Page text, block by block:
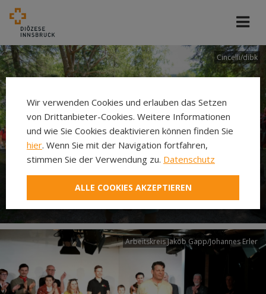
Cincelli/dibk
Neuer Pilgerweg Via
Laudato si’
Arbeitskreis Jakob Gapp/Johannes Erler
Wir verwenden Cookies und erlauben das Setzen
von Drittanbieter-Cookies. Weitere Informationen
und wie Sie Cookies deaktivieren können finden Sie
hier. Wenn Sie mit der Navigation fortfahren,
stimmen Sie der Verwendung zu. Datenschutz
ALLE COOKIES AKZEPTIEREN